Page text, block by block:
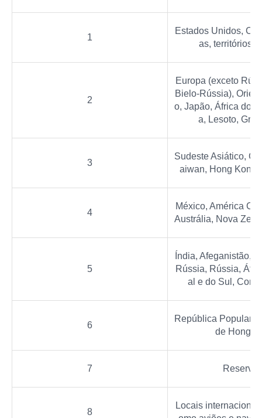
1
Estados Unidos,
as, territórios
2
Europa (exceto
Bielo-Rússia),
o, Japão, África do
a, Lesoto,
3
Sudeste Asiático,
aiwan, Hong Kong
4
México, América
Austrália, Nova
5
Índia, Afeganistão,
Rússia, Rússia,
al e do Sul,
6
República Popular
de Hong
7
8
Locais